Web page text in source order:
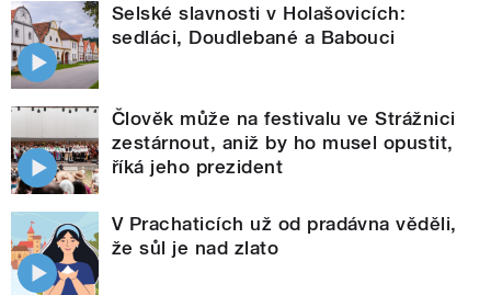
Selské slavnosti v Holašovicích:
sedláci, Doudlebané a Babouci
Člověk může na festivalu ve Strážnici
zestárnout, aniž by ho musel opustit,
říká jeho prezident
V Prachaticích už od pradávna věděli,
že sůl je nad zlato